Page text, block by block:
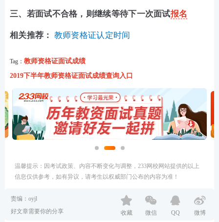
三、若面试不合格，则继续等待下一次面试报名
相关推荐： 教师资格证认定时间
Tag： 教师资格证面试成绩
2019下半年教师资格证面试成绩查询入口
温馨提示：因考试政策、内容不断变化与调整，233网校网站提供的以上
信息仅供参考，如有异议，请考生以权威部门公布的内容为准！
责编：oyjl
好文章需要你的分享
收藏 微信 QQ 微博